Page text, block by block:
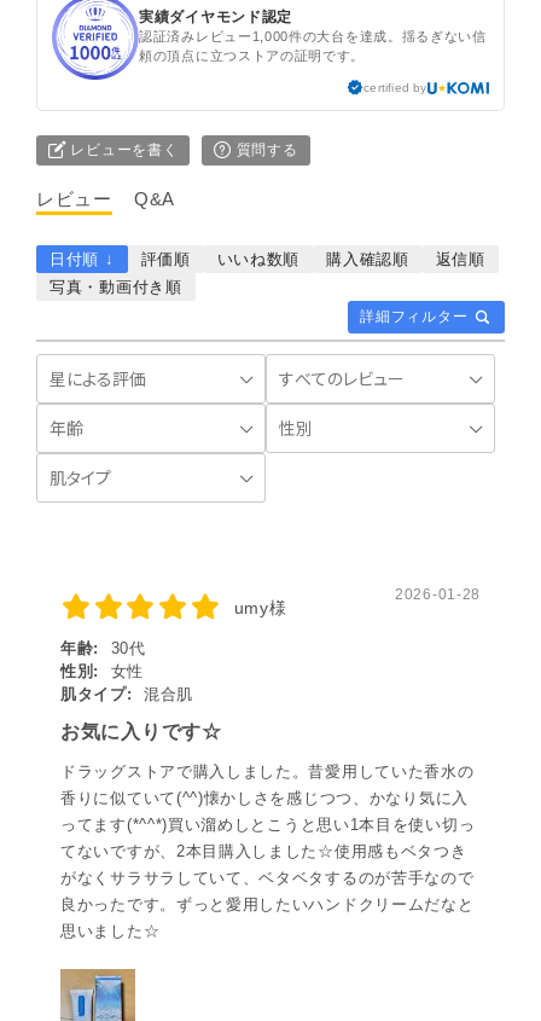
実績ダイヤモンド認定
認証済みレビュー1,000件の大台を達成。揺るぎない信
頼の頂点に立つストアの証明です。
certified by
レビューを書く 質問する
レビュー Q&A
詳細フィルター
日付順 ↓ 評価順 いいね数順 購入確認順
返信順
写真・動画付き順
umy様
2026-01-28
年齢:
30代
性別:
女性
肌タイプ:
混合肌
お気に入りです☆
ドラッグストアで購入しました。昔愛用していた香水の
香りに似ていて(^^)懐かしさを感じつつ、かなり気に入
ってます(*^^*)買い溜めしとこうと思い1本目を使い切っ
てないですが、2本目購入しました☆使用感もベタつき
がなくサラサラしていて、ベタベタするのが苦手なので
良かったです。ずっと愛用したいハンドクリームだなと
思いました☆